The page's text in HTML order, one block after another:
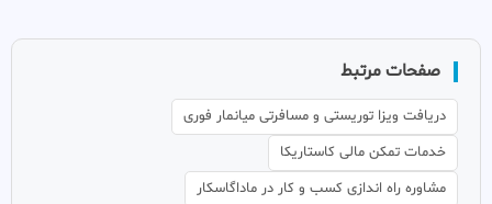
صفحات مرتبط
دریافت ویزا توریستی و مسافرتی میانمار فوری
خدمات تمکن مالی کاستاریکا
مشاوره راه اندازی کسب و کار در ماداگاسکار